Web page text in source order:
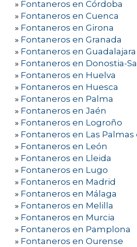
» Fontaneros en Córdoba
» Fontaneros en Cuenca
» Fontaneros en Girona
» Fontaneros en Granada
» Fontaneros en Guadalajara
» Fontaneros en Donostia-
» Fontaneros en Huelva
» Fontaneros en Huesca
» Fontaneros en Palma
» Fontaneros en Jaén
» Fontaneros en Logroño
» Fontaneros en Las Palmas
» Fontaneros en León
» Fontaneros en Lleida
» Fontaneros en Lugo
» Fontaneros en Madrid
» Fontaneros en Málaga
» Fontaneros en Melilla
» Fontaneros en Murcia
» Fontaneros en Pamplona
» Fontaneros en Ourense